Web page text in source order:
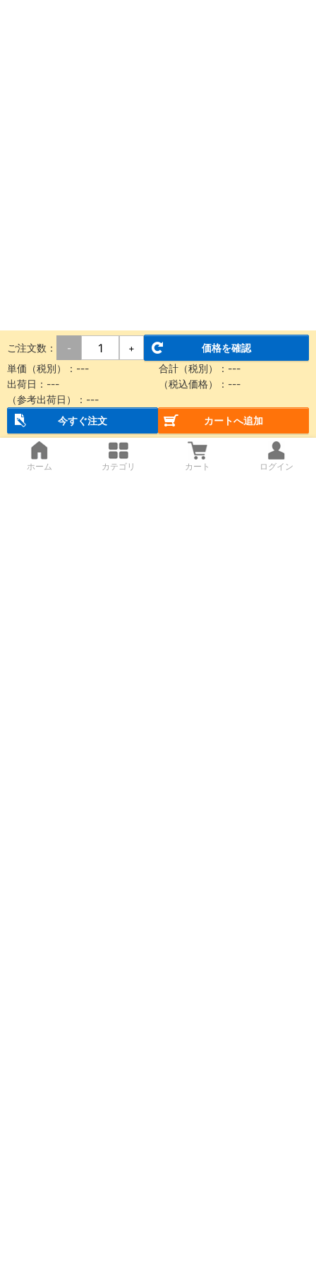
ご注文数： - +
価格を確認
単価（税別）： --- 合計（税別）： ---
出荷日： --- （税込価格）： ---
（参考出荷日）： ---
今すぐ注文
カートへ追加
ホーム カテゴリ カート ログイン